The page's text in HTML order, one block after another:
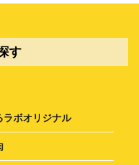
す
ラボオリジナル